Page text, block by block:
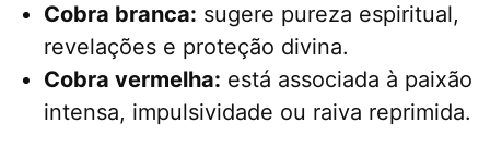
Cobra branca: sugere pureza espiritual,
revelações e proteção divina.
Cobra vermelha: está associada à paixão
intensa, impulsividade ou raiva reprimida.